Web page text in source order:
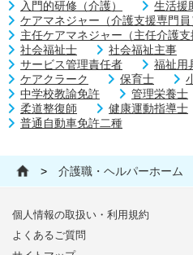
入門的研修（介護）
生活援
ケアマネジャー（介護支援専門員
主任ケアマネジャー（主任介護支
社会福祉士
社会福祉主事
サービス管理責任者
福祉用
ケアクラーク
保育士
中学校教諭免許
管理栄養士
柔道整復師
健康運動指導士
普通自動車免許二種
> 介護職・ヘルパーホーム
個人情報の取扱い・利用規約
よくあるご質問